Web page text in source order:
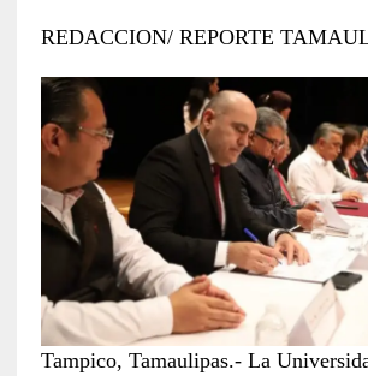
REDACCION/ REPORTE
Tampico, Tamaulipas.- La